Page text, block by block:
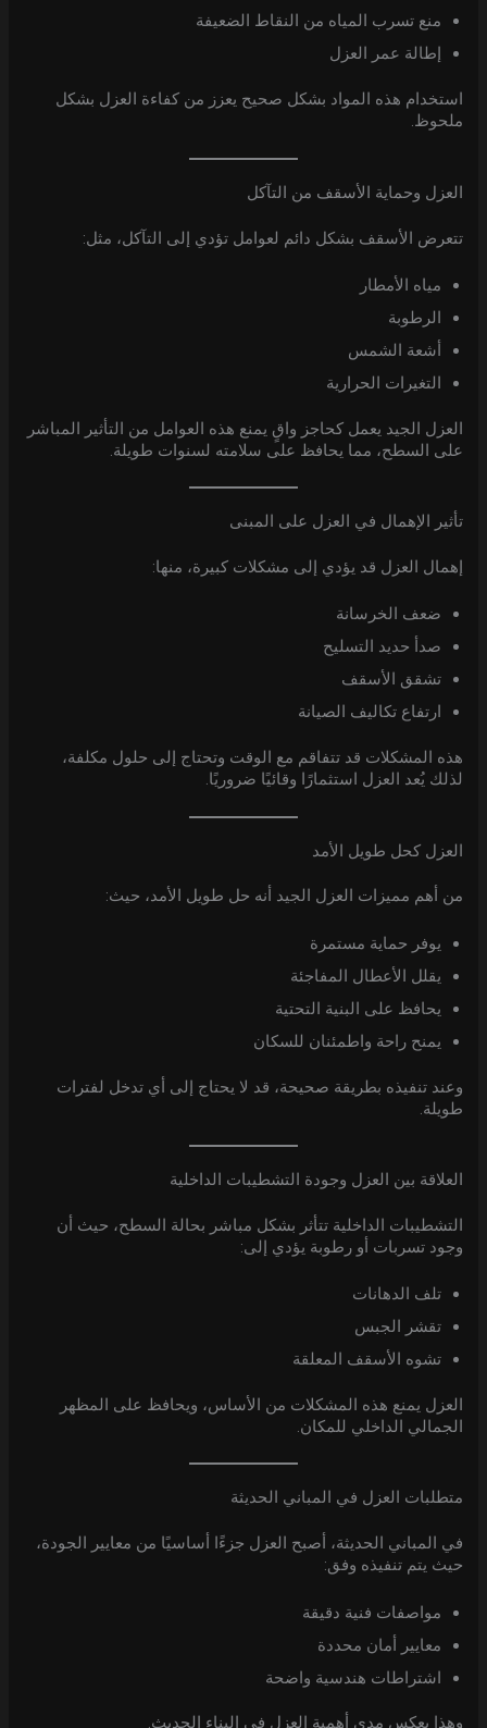
منع تسرب المياه من النقاط الضعيفة
إطالة عمر العزل
استخدام هذه المواد بشكل صحيح يعزز من كفاءة العزل بشكل
ملحوظ.
العزل وحماية الأسقف من التآكل
تتعرض الأسقف بشكل دائم لعوامل تؤدي إلى التآكل، مثل:
مياه الأمطار
الرطوبة
أشعة الشمس
التغيرات الحرارية
العزل الجيد يعمل كحاجز واقٍ يمنع هذه العوامل من التأثير المباشر
على السطح، مما يحافظ على سلامته لسنوات طويلة.
تأثير الإهمال في العزل على المبنى
إهمال العزل قد يؤدي إلى مشكلات كبيرة، منها:
ضعف الخرسانة
صدأ حديد التسليح
تشقق الأسقف
ارتفاع تكاليف الصيانة
هذه المشكلات قد تتفاقم مع الوقت وتحتاج إلى حلول مكلفة،
لذلك يُعد العزل استثمارًا وقائيًا ضروريًا.
العزل كحل طويل الأمد
من أهم مميزات العزل الجيد أنه حل طويل الأمد، حيث:
يوفر حماية مستمرة
يقلل الأعطال المفاجئة
يحافظ على البنية التحتية
يمنح راحة واطمئنان للسكان
وعند تنفيذه بطريقة صحيحة، قد لا يحتاج إلى أي تدخل لفترات
طويلة.
العلاقة بين العزل وجودة التشطيبات الداخلية
التشطيبات الداخلية تتأثر بشكل مباشر بحالة السطح، حيث أن
وجود تسربات أو رطوبة يؤدي إلى:
تلف الدهانات
تقشر الجبس
تشوه الأسقف المعلقة
العزل يمنع هذه المشكلات من الأساس، ويحافظ على المظهر
الجمالي الداخلي للمكان.
متطلبات العزل في المباني الحديثة
في المباني الحديثة، أصبح العزل جزءًا أساسيًا من معايير الجودة،
حيث يتم تنفيذه وفق:
مواصفات فنية دقيقة
معايير أمان محددة
اشتراطات هندسية واضحة
وهذا يعكس مدى أهمية العزل في البناء الحديث.